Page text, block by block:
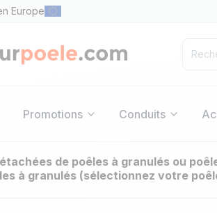
Europe
Promotions Conduits
de poêles à granulés ou
à granulés (sélectionnez votre